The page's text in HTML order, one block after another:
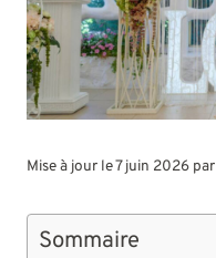
Mise à jour le 7 juin 2026 par
Sommaire